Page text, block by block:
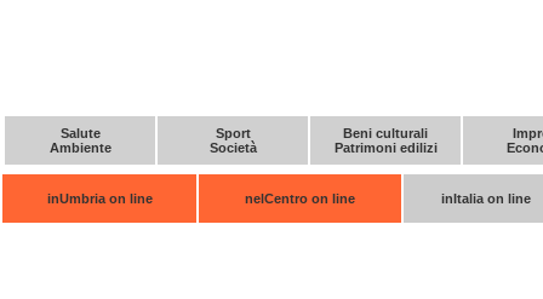
Salute
Ambiente
Sport
Società
Beni culturali
Patrimoni edilizi
inUmbria on line nelCentro on line inItalia on line